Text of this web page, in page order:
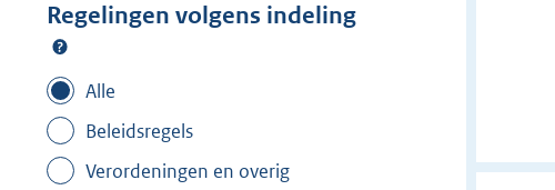
Regelingen volgens indeling
Alle
Beleidsregels
Verordeningen en overig